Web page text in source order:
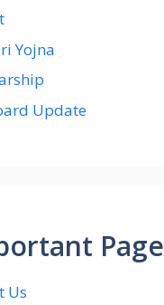
Yojna
Update
Page
Us